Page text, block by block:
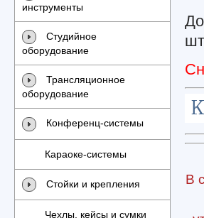
инструменты
Студийное
оборудование
Трансляционное
оборудование
Конференц-системы
Караоке-системы
Стойки и крепления
Чехлы, кейсы и сумки
В